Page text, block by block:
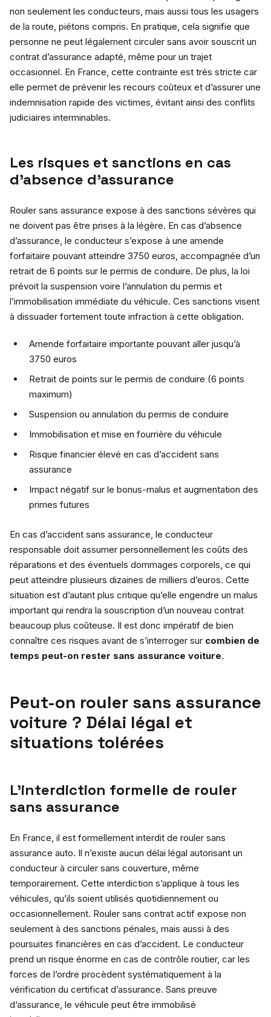
non seulement les conducteurs, mais aussi tous les usagers
de la route, piétons compris. En pratique, cela signifie que
personne ne peut légalement circuler sans avoir souscrit un
contrat d’assurance adapté, même pour un trajet
occasionnel. En France, cette contrainte est très stricte car
elle permet de prévenir les recours coûteux et d’assurer une
indemnisation rapide des victimes, évitant ainsi des conflits
judiciaires interminables.
Les risques et sanctions en cas
d’absence d’assurance
Rouler sans assurance expose à des sanctions sévères qui
ne doivent pas être prises à la légère. En cas d’absence
d’assurance, le conducteur s’expose à une amende
forfaitaire pouvant atteindre 3750 euros, accompagnée d’un
retrait de 6 points sur le permis de conduire. De plus, la loi
prévoit la suspension voire l’annulation du permis et
l’immobilisation immédiate du véhicule. Ces sanctions visent
à dissuader fortement toute infraction à cette obligation.
Amende forfaitaire importante pouvant aller jusqu’à
3750 euros
Retrait de points sur le permis de conduire (6 points
maximum)
Suspension ou annulation du permis de conduire
Immobilisation et mise en fourrière du véhicule
Risque financier élevé en cas d’accident sans
assurance
Impact négatif sur le bonus-malus et augmentation des
primes futures
En cas d’accident sans assurance, le conducteur
responsable doit assumer personnellement les coûts des
réparations et des éventuels dommages corporels, ce qui
peut atteindre plusieurs dizaines de milliers d’euros. Cette
situation est d’autant plus critique qu’elle engendre un malus
important qui rendra la souscription d’un nouveau contrat
beaucoup plus coûteuse. Il est donc impératif de bien
connaître ces risques avant de s’interroger sur combien de
temps peut-on rester sans assurance voiture.
Peut-on rouler sans assurance
voiture ? Délai légal et
situations tolérées
L’interdiction formelle de rouler
sans assurance
En France, il est formellement interdit de rouler sans
assurance auto. Il n’existe aucun délai légal autorisant un
conducteur à circuler sans couverture, même
temporairement. Cette interdiction s’applique à tous les
véhicules, qu’ils soient utilisés quotidiennement ou
occasionnellement. Rouler sans contrat actif expose non
seulement à des sanctions pénales, mais aussi à des
poursuites financières en cas d’accident. Le conducteur
prend un risque énorme en cas de contrôle routier, car les
forces de l’ordre procèdent systématiquement à la
vérification du certificat d’assurance. Sans preuve
d’assurance, le véhicule peut être immobilisé